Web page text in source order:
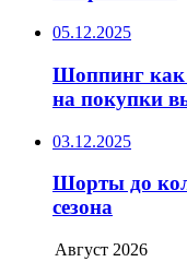
05.12.2025
Шоппинг как
на покупки
03.12.2025
Шорты до
сезона
Август 2026